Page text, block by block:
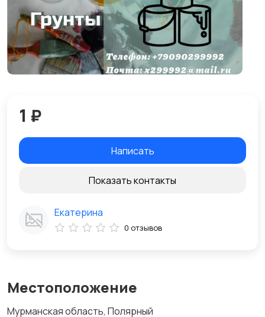
Местоположение
Мурманская область, Полярный
1 ₽
Написать
Показать контакты
Екатерина
0 отзывов